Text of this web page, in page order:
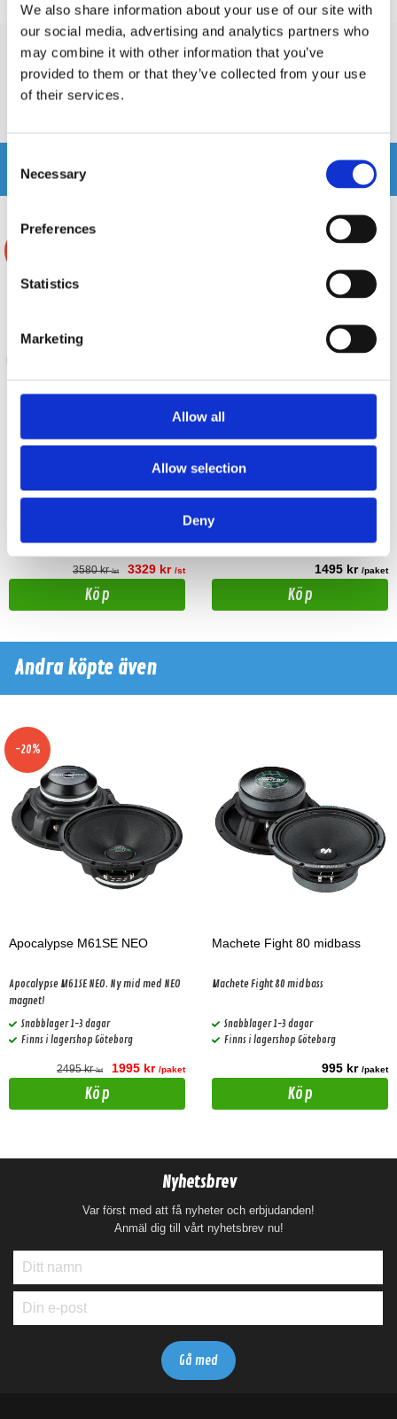
We also share information about your use of our site with
our social media, advertising and analytics partners who
may combine it with other information that you’ve
provided to them or that they’ve collected from your use
of their services.
Selection
Necessary
Preferences
Statistics
Marketing
Allow all
Allow selection
Deny
Lägsta pris de senaste 30 dagarna är 2645 kr
Recensioner
Relaterade produkter
Master Audio LST08/4
8" Midbas Master Audio LST08/4
storpack! välj mellan 4, 6 eller 8 st
3580 kr/st 3329 kr /st
Köp
Avatar Doomsday 67
Finns i lagershop Göteborg
1495 kr /paket
Köp
Andra köpte även
-20%
Apocalypse M61SE NEO
Apocalypse M61SE NEO. Ny mid med NEO
magnet!
Snabblager 1-3 dagar
Finns i lagershop Göteborg
2495 kr/st 1995 kr /paket
Köp
Machete Fight 80 midbass
Machete Fight 80 midbass
Snabblager 1-3 dagar
Finns i lagershop Göteborg
995 kr /paket
Köp
Nyhetsbrev
Var först med att få nyheter och erbjudanden!
Anmäl dig till vårt nyhetsbrev nu!